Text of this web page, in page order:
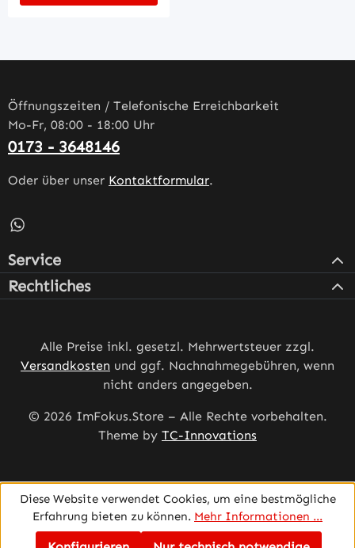
Öffnungszeiten / Telefonische Erreichbarkeit
Mo-Fr, 08:00 - 18:00 Uhr
0173 - 3648146
Oder über unser Kontaktformular.
Schreib uns auf WhatsApp – öffnet in neuem Tab
Service
Rechtliches
Alle Preise inkl. gesetzl. Mehrwertsteuer zzgl.
Versandkosten und ggf. Nachnahmegebühren, wenn
nicht anders angegeben.
© 2026 ImFokus.Store – Alle Rechte vorbehalten.
Theme by TC-Innovations
Diese Website verwendet Cookies, um eine bestmögliche
Erfahrung bieten zu können. Mehr Informationen ...